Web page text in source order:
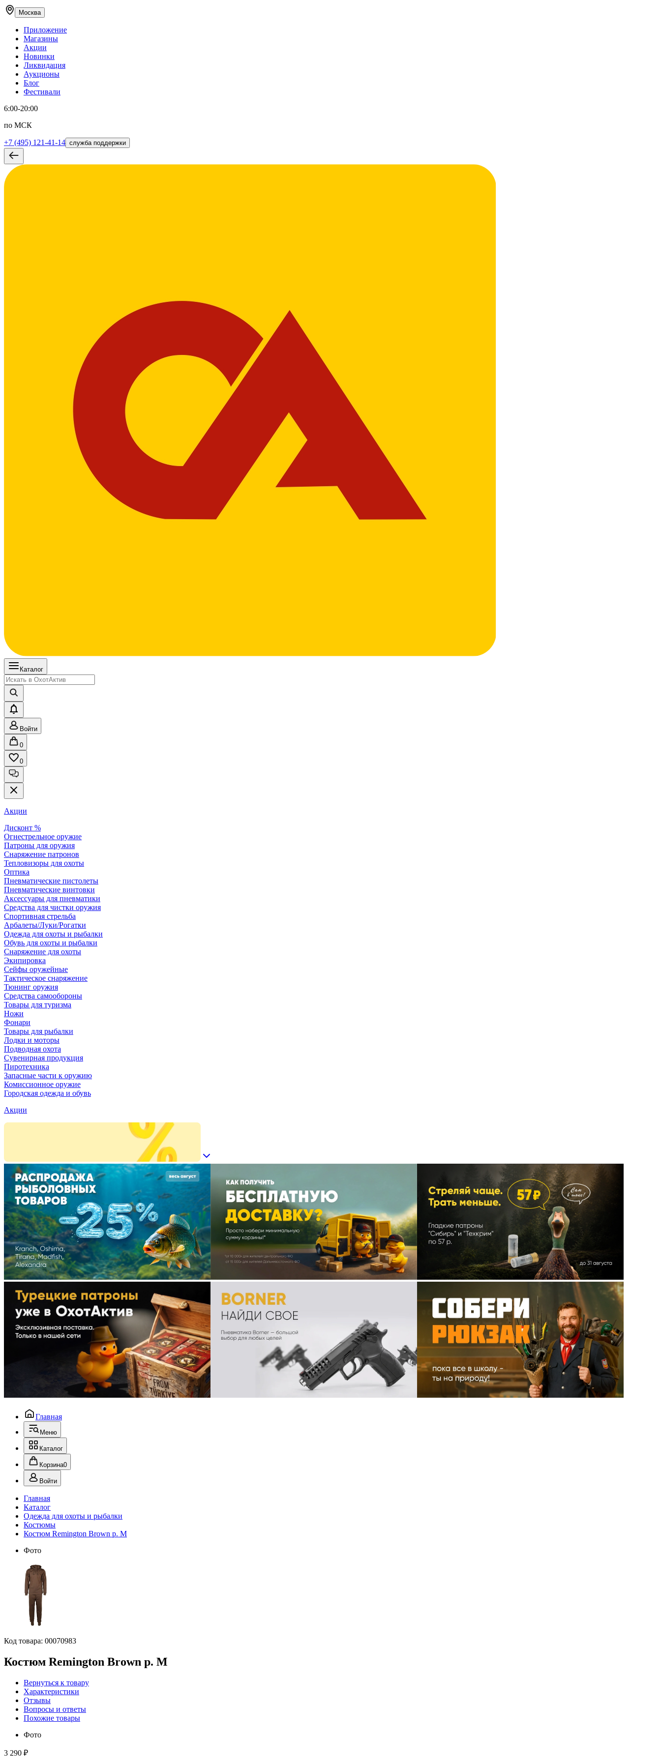
Москва
Приложение
Магазины
Акции
Новинки
Ликвидация
Аукционы
Блог
Фестивали
6:00-20:00
по МСК
+7 (495) 121-41-14 служба поддержки
Каталог
Войти
0
0
Акции
Дисконт %
Огнестрельное оружие
Патроны для оружия
Снаряжение патронов
Тепловизоры для охоты
Оптика
Пневматические пистолеты
Пневматические винтовки
Аксессуары для пневматики
Средства для чистки оружия
Спортивная стрельба
Арбалеты/Луки/Рогатки
Одежда для охоты и рыбалки
Обувь для охоты и рыбалки
Снаряжение для охоты
Экипировка
Сейфы оружейные
Тактическое снаряжение
Тюнинг оружия
Средства самообороны
Товары для туризма
Ножи
Фонари
Товары для рыбалки
Лодки и моторы
Подводная охота
Сувенирная продукция
Пиротехника
Запасные части к оружию
Комиссионное оружие
Городская одежда и обувь
Акции
Главная
Меню
Каталог
Корзина0
Войти
Главная
Каталог
Одежда для охоты и рыбалки
Костюмы
Костюм Remington Brown р. M
Фото
Код товара: 00070983
Костюм Remington Brown р. M
Вернуться к товару
Характеристики
Отзывы
Вопросы и ответы
Похожие товары
Фото
3 290 ₽